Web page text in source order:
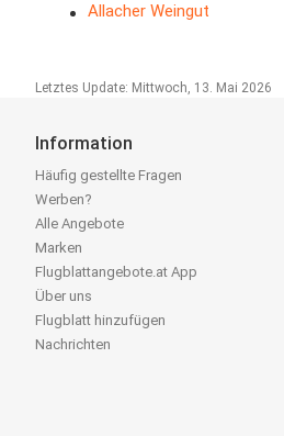
Allacher Weingut
Letztes Update: Mittwoch, 13. Mai 2026
Information
Häufig gestellte Fragen
Werben?
Alle Angebote
Marken
Flugblattangebote.at App
Über uns
Flugblatt hinzufügen
Nachrichten